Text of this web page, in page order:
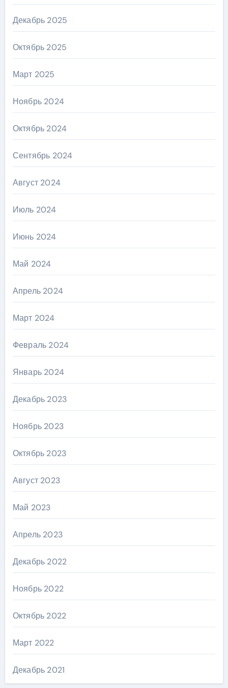
Декабрь 2025
Октябрь 2025
Март 2025
Ноябрь 2024
Октябрь 2024
Сентябрь 2024
Август 2024
Июль 2024
Июнь 2024
Май 2024
Апрель 2024
Март 2024
Февраль 2024
Январь 2024
Декабрь 2023
Ноябрь 2023
Октябрь 2023
Август 2023
Май 2023
Апрель 2023
Декабрь 2022
Ноябрь 2022
Октябрь 2022
Март 2022
Декабрь 2021